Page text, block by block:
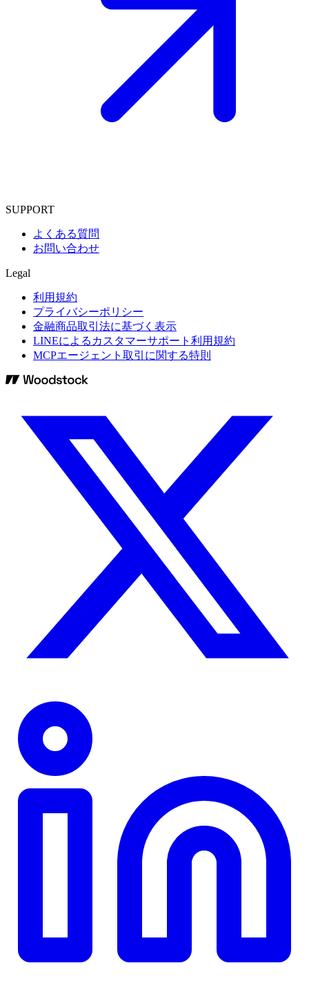
SUPPORT
よくある質問
お問い合わせ
Legal
利用規約
プライバシーポリシー
金融商品取引法に基づく表示
LINEによるカスタマーサポート利用規約
MCPエージェント取引に関する特則